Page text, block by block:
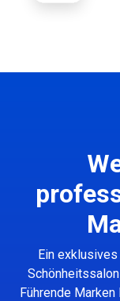
Ein
Führende